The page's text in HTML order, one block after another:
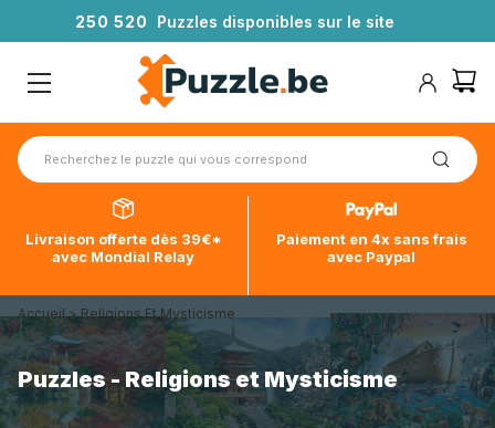
250 520 Puzzles disponibles sur le site
Livraison offerte dès 39€*
avec Mondial Relay
Paiement en 4x sans frais
avec Paypal
Accueil >Religions Et Mysticisme
Puzzles - Religions et Mysticisme